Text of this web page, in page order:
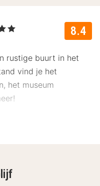
8.4
rustige buurt in het
vind je het
het museum
van het
na een sportsessie in